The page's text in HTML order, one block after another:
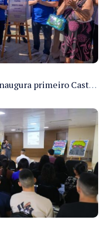
Governo do Amazonas inaugura primeiro Castramóvel Fluvial para atendimento veterinário às comunidades ribeirinhas e castração gratuita